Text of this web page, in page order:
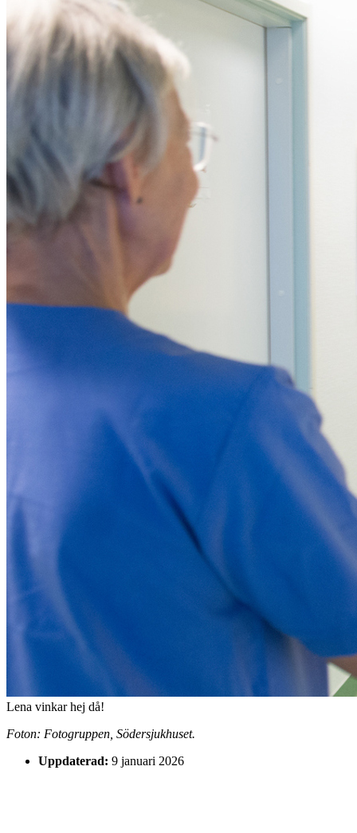
Lena vinkar hej då!
Foton: Fotogruppen, Södersjukhuset.
Uppdaterad: 9 januari 2026